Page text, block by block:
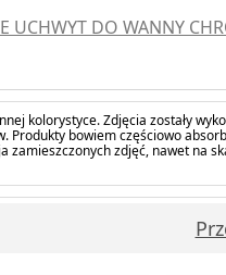
UCHWYT DO WANNY
kolorystyce. Zdjęcia zostały
bowiem częściowo
zamieszczonych zdjęć, nawet na